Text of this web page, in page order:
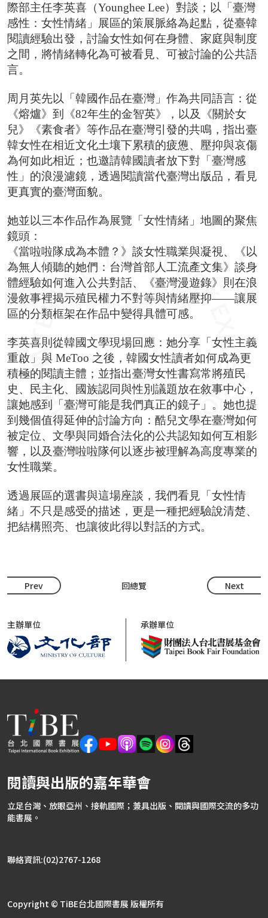
際部主任李英喜（Younghee Lee）對談；以「臺灣
感性：女性情緒」展區的策展脈絡為起點，從臺韓
閱讀經驗出發，討論女性如何在身體、家庭與制度
之間，將情緒轉化為可被看見、可被討論的公共語
言。
周月英先以「韓國作品在臺灣」作為共同語言：從
《熔爐》到《82年生的金智英》，以及《關於女
兒》《素食者》等作品在臺灣引發的共鳴，指出臺
韓女性在相近文化土壤下累積的疲憊、壓抑與哀傷
為何如此相近；也邀請韓國讀者放下對「臺灣感
性」的浪漫濾鏡，透過閱讀當代臺灣出版品，看見
更真實的臺灣面貌。
她並以三本作品作為展覽「女性情緒」地圖的聚焦
鏡頭：
《當啦啦隊成為本體？》談女性職業與凝視、《以
為無人傾聽的她們：台灣首部人工流產文集》談身
體經驗如何進入公共對話、《臺灣漫遊錄》則在浪
漫敘事裡揭示殖民權力不對等與情緒壓抑——讓展
區的分類框架在作品中變得具體可感。
李英喜則從韓國文學現場回應：她分享「女性主義
重啟」與 MeToo 之後，韓國女性讀者如何成為更
積極的閱讀主體；並指出臺灣女性書寫常將殖民
史、民主化、國族認同與性別議題放在敘事中心，
讓她感到「臺灣可能是我們真正的鏡子」。她也提
到幾個值得延伸的討論方向：酷兒文學在臺灣如何
被定位、文學與同婚合法化的公共認知如何互相影
響，以及臺灣啦啦隊何以逐步被理解為高度專業的
女性職業。
透過展區的選書與這場座談，我們看見「女性情
緒」不只是感受的描述，更是一種把經驗說清楚、
把結構照亮、也讓彼此得以對話的方式。
Prev 回總覽 Next
主辦單位 承辦單位
閱讀與出版的嘉年華會
立足台灣、放眼亞州、接軌國際；兼具出版、閱讀與國際交流的多功
能書展。
聯絡資訊:(02)2767-1268
Copyright © TiBE台北國際書展 版權所有